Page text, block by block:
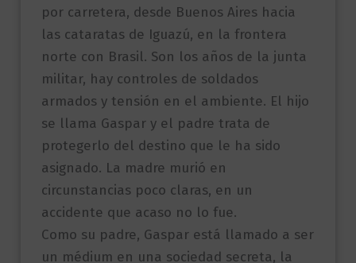
por carretera, desde Buenos Aires hacia
las cataratas de Iguazú, en la frontera
norte con Brasil. Son los años de la junta
militar, hay controles de soldados
armados y tensión en el ambiente. El hijo
se llama Gaspar y el padre trata de
protegerlo del destino que le ha sido
asignado. La madre murió en
circunstancias poco claras, en un
accidente que acaso no lo fue.
Como su padre, Gaspar está llamado a ser
un médium en una sociedad secreta, la